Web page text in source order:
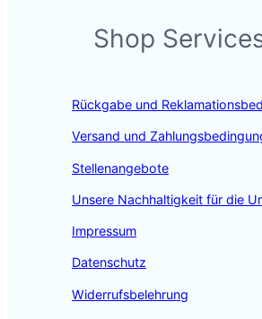
e
b
k
t
a
a
k
e
n
Shop
Rückgabe und
Versand und
Stellenangebote
Unsere Nachhaltigkeit für die
Impressum
Datenschutz
Widerrufsbelehrung